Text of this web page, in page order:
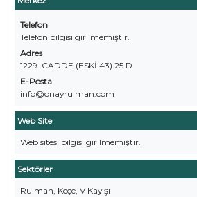
Telefon
Telefon bilgisi girilmemiştir.
Adres
1229. CADDE (ESKİ 43) 25 D
E-Posta
info@onayrulman.com
Web Site
Web sitesi bilgisi girilmemiştir.
Sektörler
Rulman, Keçe, V Kayışı